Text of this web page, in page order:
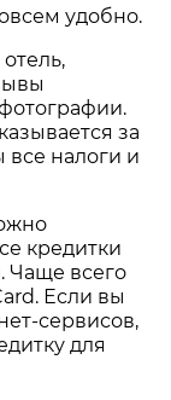
удобно.
за
налоги и
кредитки
Чаще всего
Если вы
сервисов,
для